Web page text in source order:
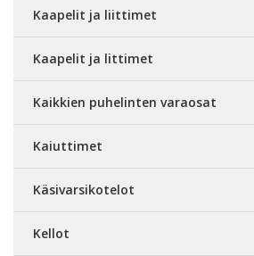
Kaapelit ja liittimet
Kaapelit ja littimet
Kaikkien puhelinten varaosat
Kaiuttimet
Käsivarsikotelot
Kellot